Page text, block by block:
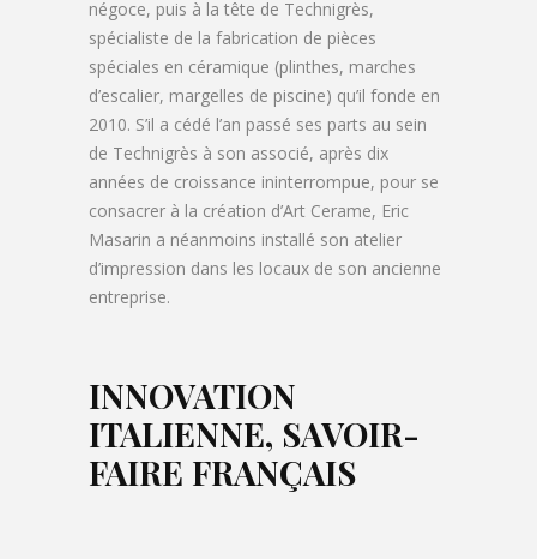
négoce, puis à la tête de Technigrès,
spécialiste de la fabrication de pièces
spéciales en céramique (plinthes, marches
d’escalier, margelles de piscine) qu’il fonde en
2010. S’il a cédé l’an passé ses parts au sein
de Technigrès à son associé, après dix
années de croissance ininterrompue, pour se
consacrer à la création d’Art Cerame, Eric
Masarin a néanmoins installé son atelier
d’impression dans les locaux de son ancienne
entreprise.
INNOVATION
ITALIENNE, SAVOIR-
FAIRE FRANÇAIS